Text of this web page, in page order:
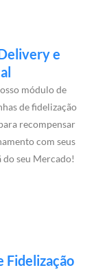
e
módulo de
de fidelização
recompensar
com seus
seu Mercado!
Fidelização